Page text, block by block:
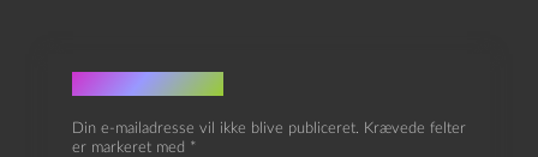
Skriv et svar
Din e-mailadresse vil ikke blive publiceret. Krævede felter
er markeret med *